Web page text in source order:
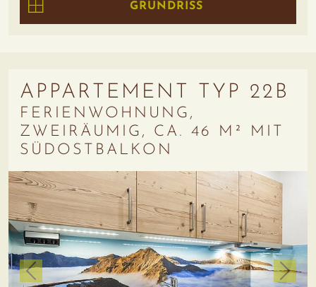
GRUNDRISS
APPARTEMENT TYP 22B
FERIENWOHNUNG,
ZWEIRÄUMIG, CA. 46 M² MIT
SÜDOSTBALKON
zurück weiter